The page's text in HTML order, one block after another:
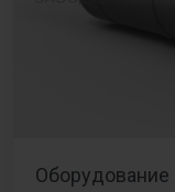
Оборудование